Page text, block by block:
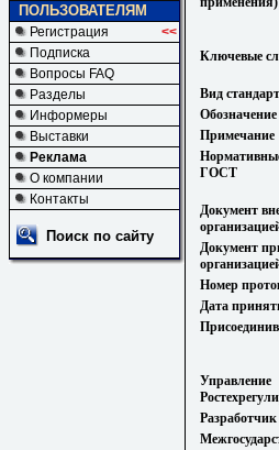
ПОЛЬЗОВАТЕЛЯМ
Регистрация
<<
Подписка
Вопросы FAQ
Разделы
Информеры
Выставки
Реклама
О компании
Контакты
Поиск по сайту
Ключевые
Вид
Примечание
ГОСТ
Документ
Документ
Номер
Дата
Управление